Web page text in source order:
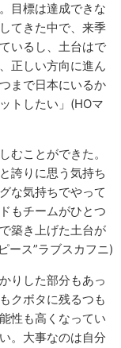
目標は達成できな
てきた中で、来季
いるし、土台はで
正しい方向に進ん
まで日本にいるか
トしたい」(HOマ
むことができた。
誇りに思う気持ち
な気持ちでやって
もチームがひとつ
築き上げた土台が
ース”ラブスカフニ)
りした部分もあっ
クボタに残るつも
性も高くなってい
。大事なのは自分